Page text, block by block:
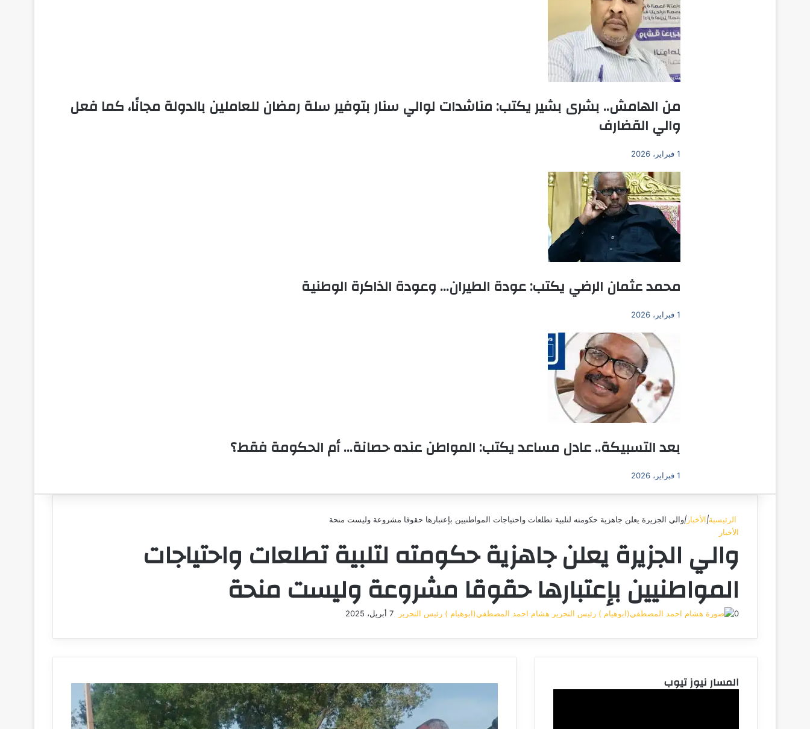
من الهامش.. بشرى بشير يكتب: مناشدات لوالي سنار بتوفير سلة رمضان للعاملين بالدولة مجانًا، كما فعل
والي القضارف
1 فبراير، 2026
محمد عثمان الرضي يكتب: عودة الطيران… وعودة الذاكرة الوطنية
1 فبراير، 2026
بعد التسبيكة.. عادل مساعد يكتب: المواطن عنده حصانة… أم الحكومة فقط؟
1 فبراير، 2026
الرئيسية|الأخبار |والي الجزيرة يعلن جاهزية حكومته لتلبية تطلعات واحتياجات المواطنيين بإعتبارها حقوقا مشروعة وليست منحة
الأخبار
والي الجزيرة يعلن جاهزية حكومته لتلبية تطلعات واحتياجات
المواطنيين بإعتبارها حقوقا مشروعة وليست منحة
هشام احمد المصطفي(ابوهيام ) رئيس التحرير
أرسل
إلكترونيا
7 أبريل، 2025 0
المسار نيوز تيوب